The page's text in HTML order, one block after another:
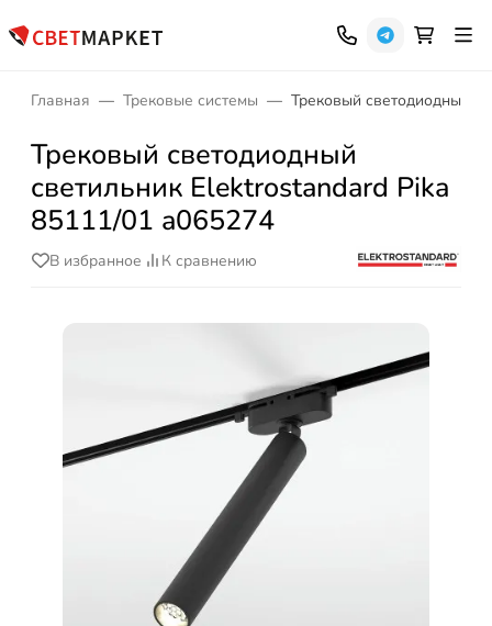
Главная Трековые системы Трековый светодиодный
Трековый светодиодный
светильник Elektrostandard Pika
85111/01 a065274
В избранное К сравнению